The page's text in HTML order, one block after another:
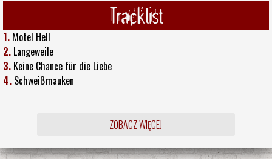
Tracklist
1. Motel Hell
2. Langeweile
3. Keine Chance für die Liebe
4. Schweißmauken
ZOBACZ WIĘCEJ